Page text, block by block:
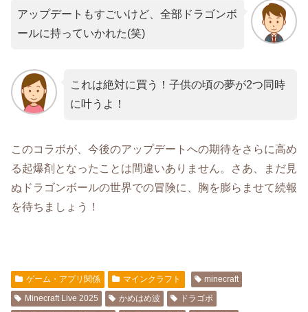
アップデートもすごいけど、全部ドラゴンボ
ールに持っていかれた(笑)
これは絶対に買う！子供の頃の夢が2つ同時
に叶うよ！
このコラボが、今後のアップデートへの期待をさらに高め
る起爆剤となったことは間違いありません。さあ、まだ見
ぬドラゴンボールの世界での冒険に、胸を膨らませて続報
を待ちましょう！
ゲーム・アプリ関係 マインクラフト
minecraft
Minecraft Live 2025
かめはめ波
ドラゴボ